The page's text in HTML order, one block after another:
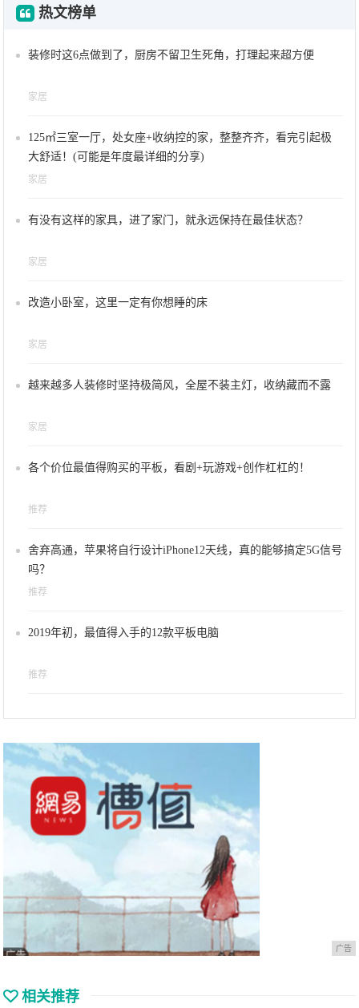
热文榜单
装修时这6点做到了，厨房不留卫生死角，打理起来超方便
家居
125㎡三室一厅，处女座+收纳控的家，整整齐齐，看完引起极
大舒适！(可能是年度最详细的分享)
家居
有没有这样的家具，进了家门，就永远保持在最佳状态？
家居
改造小卧室，这里一定有你想睡的床
家居
越来越多人装修时坚持极简风，全屋不装主灯，收纳藏而不露
家居
各个价位最值得购买的平板，看剧+玩游戏+创作杠杠的！
推荐
舍弃高通，苹果将自行设计iPhone12天线，真的能够搞定5G信号
吗？
推荐
2019年初，最值得入手的12款平板电脑
推荐
广告
相关推荐